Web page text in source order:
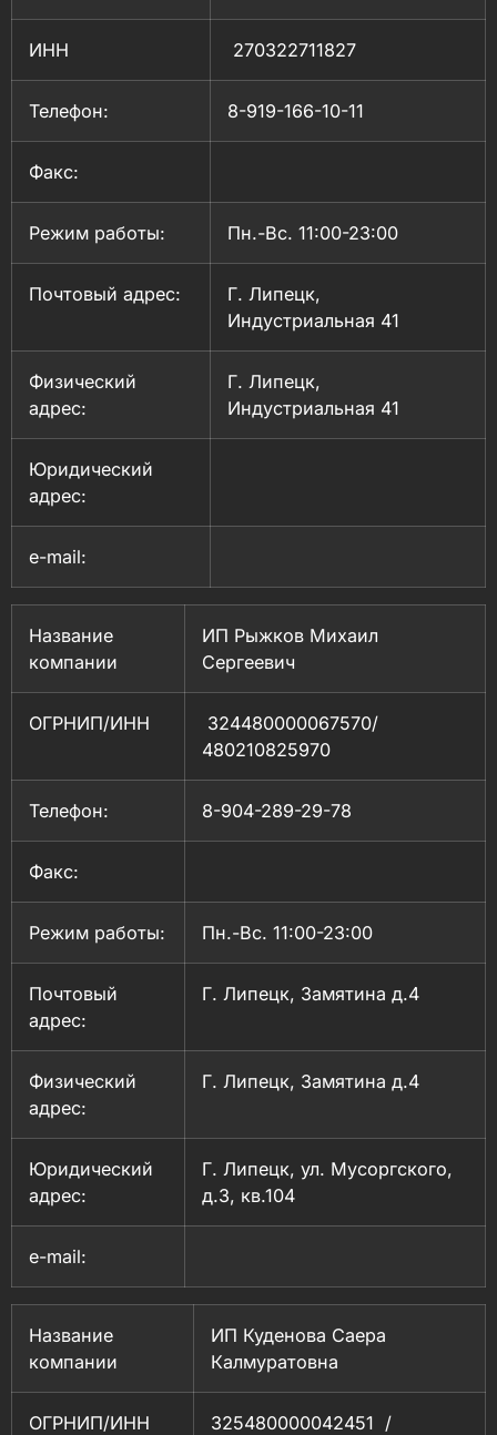
ИНН 270322711827
Телефон: 8-919-166-10-11
Факс:
Режим работы: Пн.-Вс. 11:00-23:00
Почтовый адрес:
Г. Липецк,
Индустриальная 41
Физический
адрес:
Г. Липецк,
Индустриальная 41
Юридический
адрес:
e-mail:
Название
компании
ИП Рыжков Михаил
Сергеевич
ОГРНИП/ИНН
324480000067570/
480210825970
Телефон: 8-904-289-29-78
Факс:
Режим работы: Пн.-Вс. 11:00-23:00
Почтовый
адрес:
Г. Липецк, Замятина д.4
Физический
адрес:
Г. Липецк, Замятина д.4
Юридический
адрес:
Г. Липецк, ул. Мусоргского,
д.3, кв.104
e-mail:
Название
компании
ИП Куденова Саера
Калмуратовна
ОГРНИП/ИНН
325480000042451 /